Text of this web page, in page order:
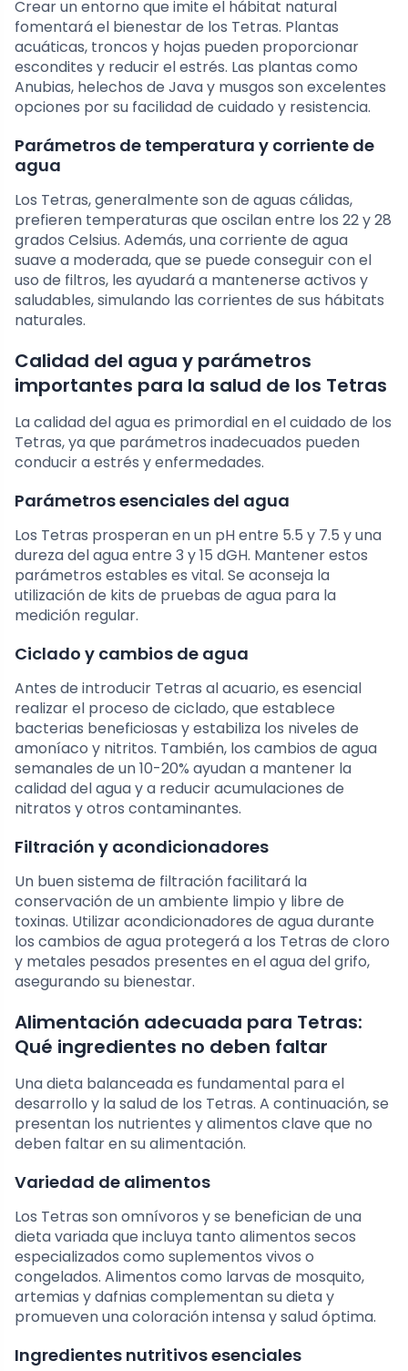
Crear un entorno que imite el hábitat natural
fomentará el bienestar de los Tetras. Plantas
acuáticas, troncos y hojas pueden proporcionar
escondites y reducir el estrés. Las plantas como
Anubias, helechos de Java y musgos son excelentes
opciones por su facilidad de cuidado y resistencia.
Parámetros de temperatura y corriente de
agua
Los Tetras, generalmente son de aguas cálidas,
prefieren temperaturas que oscilan entre los 22 y 28
grados Celsius. Además, una corriente de agua
suave a moderada, que se puede conseguir con el
uso de filtros, les ayudará a mantenerse activos y
saludables, simulando las corrientes de sus hábitats
naturales.
Calidad del agua y parámetros
importantes para la salud de los Tetras
La calidad del agua es primordial en el cuidado de los
Tetras, ya que parámetros inadecuados pueden
conducir a estrés y enfermedades.
Parámetros esenciales del agua
Los Tetras prosperan en un pH entre 5.5 y 7.5 y una
dureza del agua entre 3 y 15 dGH. Mantener estos
parámetros estables es vital. Se aconseja la
utilización de kits de pruebas de agua para la
medición regular.
Ciclado y cambios de agua
Antes de introducir Tetras al acuario, es esencial
realizar el proceso de ciclado, que establece
bacterias beneficiosas y estabiliza los niveles de
amoníaco y nitritos. También, los cambios de agua
semanales de un 10-20% ayudan a mantener la
calidad del agua y a reducir acumulaciones de
nitratos y otros contaminantes.
Filtración y acondicionadores
Un buen sistema de filtración facilitará la
conservación de un ambiente limpio y libre de
toxinas. Utilizar acondicionadores de agua durante
los cambios de agua protegerá a los Tetras de cloro
y metales pesados presentes en el agua del grifo,
asegurando su bienestar.
Alimentación adecuada para Tetras:
Qué ingredientes no deben faltar
Una dieta balanceada es fundamental para el
desarrollo y la salud de los Tetras. A continuación, se
presentan los nutrientes y alimentos clave que no
deben faltar en su alimentación.
Variedad de alimentos
Los Tetras son omnívoros y se benefician de una
dieta variada que incluya tanto alimentos secos
especializados como suplementos vivos o
congelados. Alimentos como larvas de mosquito,
artemias y dafnias complementan su dieta y
promueven una coloración intensa y salud óptima.
Ingredientes nutritivos esenciales